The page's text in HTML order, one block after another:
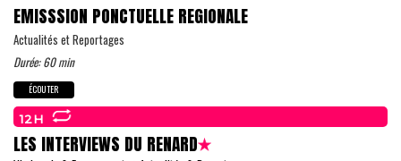
EMISSSION PONCTUELLE REGIONALE
Actualités et Reportages
Durée: 60 min
ÉCOUTER
12H
LES INTERVIEWS DU RENARD